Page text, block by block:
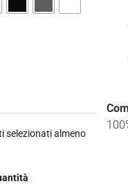
selezionati almeno